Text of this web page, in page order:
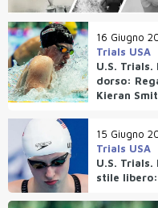
16 Giugno
Trials USA
U.S. Trials.
dorso:
Kieran
15 Giugno
Trials USA
U.S.
stile libero: